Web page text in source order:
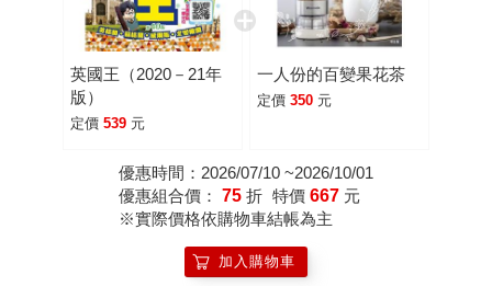
英國王（2020－21年
版）
定價 539 元
一人份的百變果花茶
定價 350 元
優惠時間：2026/07/10 ~2026/10/01
優惠組合價： 75 折 特價 667 元
※實際價格依購物車結帳為主
加入購物車